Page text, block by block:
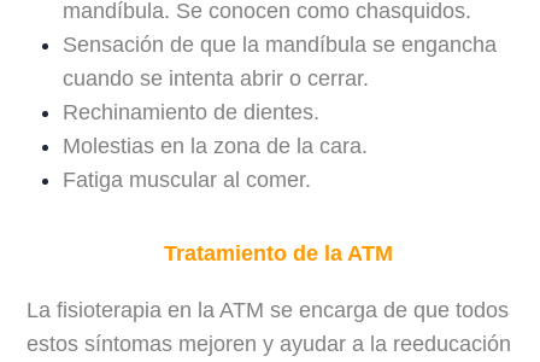
mandíbula. Se conocen como chasquidos.
Sensación de que la mandíbula se engancha
cuando se intenta abrir o cerrar.
Rechinamiento de dientes.
Molestias en la zona de la cara.
Fatiga muscular al comer.
Tratamiento de la ATM
La fisioterapia en la ATM se encarga de que todos
estos síntomas mejoren y ayudar a la reeducación